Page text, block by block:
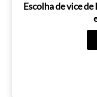
Escolha de vice